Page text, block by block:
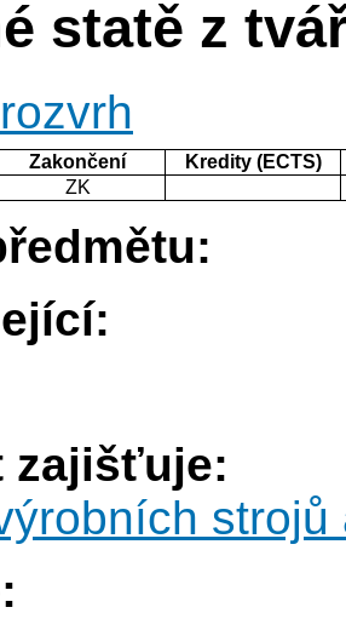
statě z
Zakončení
Kredity (ECTS)
ZK
zajišťuje: